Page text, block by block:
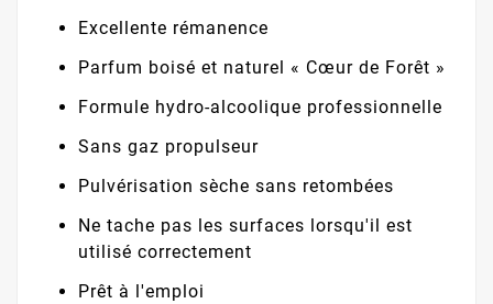
Excellente rémanence
Parfum boisé et naturel « Cœur de Forêt »
Formule hydro-alcoolique professionnelle
Sans gaz propulseur
Pulvérisation sèche sans retombées
Ne tache pas les surfaces lorsqu'il est
utilisé correctement
Prêt à l'emploi